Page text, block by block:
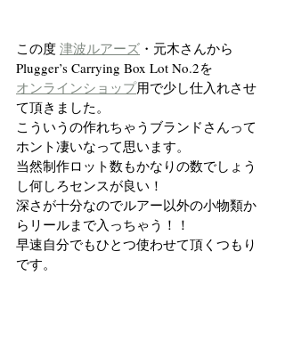
この度 津波ルアーズ ・元木さんから
Plugger’s Carrying Box Lot No.2を
オンラインショップ用で少し仕入れさせ
て頂きました。
こういうの作れちゃうブランドさんって
ホント凄いなって思います。
当然制作ロット数もかなりの数でしょう
し何しろセンスが良い！
深さが十分なのでルアー以外の小物類か
らリールまで入っちゃう！！
早速自分でもひとつ使わせて頂くつもり
です。